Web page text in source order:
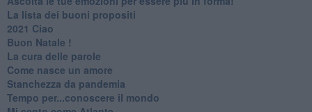
​La lista dei buoni propositi
2021 Ciao
Buon Natale !
​La cura delle parole
​Come nasce un amore
Stanchezza da pandemia
​Tempo per...conoscere il mondo